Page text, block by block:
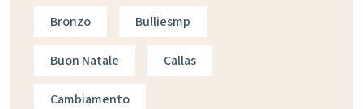
Bronzo Bulliesmp
Buon Natale Callas
Cambiamento